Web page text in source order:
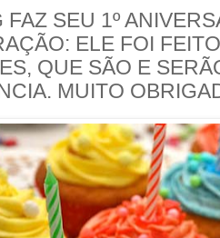
FAZ SEU 1º
ELE FOI
QUE SÃO E
MUITO